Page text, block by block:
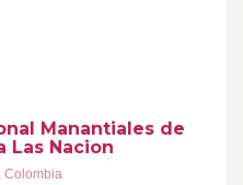
Manantiales de
Las Nacion
Colombia